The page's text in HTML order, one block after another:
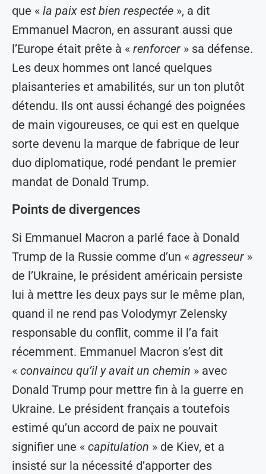
que « la paix est bien respectée », a dit
Emmanuel Macron, en assurant aussi que
l’Europe était prête à « renforcer » sa défense.
Les deux hommes ont lancé quelques
plaisanteries et amabilités, sur un ton plutôt
détendu. Ils ont aussi échangé des poignées
de main vigoureuses, ce qui est en quelque
sorte devenu la marque de fabrique de leur
duo diplomatique, rodé pendant le premier
mandat de Donald Trump.
Points de divergences
Si Emmanuel Macron a parlé face à Donald
Trump de la Russie comme d’un « agresseur »
de l’Ukraine, le président américain persiste
lui à mettre les deux pays sur le même plan,
quand il ne rend pas Volodymyr Zelensky
responsable du conflit, comme il l’a fait
récemment. Emmanuel Macron s’est dit
« convaincu qu’il y avait un chemin » avec
Donald Trump pour mettre fin à la guerre en
Ukraine. Le président français a toutefois
estimé qu’un accord de paix ne pouvait
signifier une « capitulation » de Kiev, et a
insisté sur la nécessité d’apporter des